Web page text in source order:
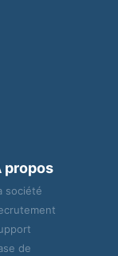
propos
société
de